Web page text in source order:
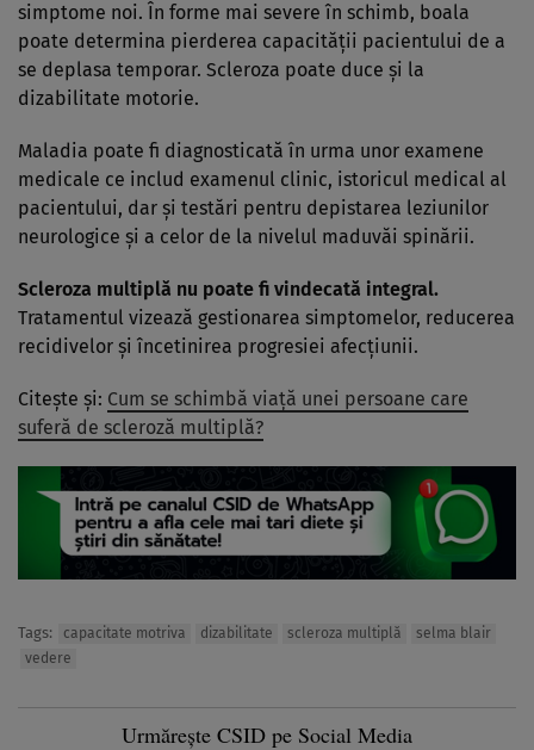
simptome noi. În forme mai severe în schimb, boala
poate determina pierderea capacității pacientului de a
se deplasa temporar. Scleroza poate duce și la
dizabilitate motorie.
Maladia poate fi diagnosticată în urma unor examene
medicale ce includ examenul clinic, istoricul medical al
pacientului, dar și testări pentru depistarea leziunilor
neurologice și a celor de la nivelul maduvăi spinării.
Scleroza multiplă nu poate fi vindecată integral.
Tratamentul vizează gestionarea simptomelor, reducerea
recidivelor și încetinirea progresiei afecțiunii.
Citește și: Cum se schimbă viață unei persoane care
suferă de scleroză multiplă?
Tags: capacitate motriva dizabilitate scleroza multiplă
selma blair
vedere
Urmărește CSID pe Social Media